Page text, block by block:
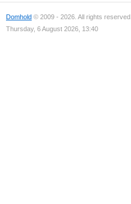
Domhold © 2009 - 2026. All rights reserved.
Thursday, 6 August 2026, 13:40